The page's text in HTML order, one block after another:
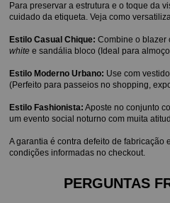
Para preservar a estrutura e o toque da
cuidado da etiqueta. Veja como
Estilo Casual Chique: Combine o blazer
white e sandália bloco (Ideal para
Estilo Moderno Urbano: Use com
(Perfeito para passeios no shopping,
Estilo Fashionista: Aposte no conjunto
um evento social noturno com muita
A garantia é contra defeito de fabricação
condições informadas no checkout.
PERGUNTAS